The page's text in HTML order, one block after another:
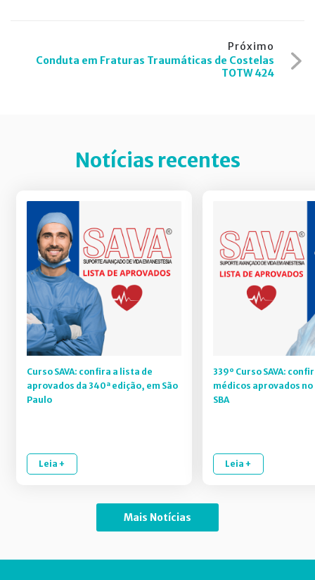
Próximo
Conduta em Fraturas Traumáticas de Costelas
TOTW 424
Notícias recentes
Curso SAVA: confira a lista de
aprovados da 340ª edição, em São
Paulo
Leia +
339º Curso SAVA:
médicos aprovados
SBA
Leia +
Mais Notícias